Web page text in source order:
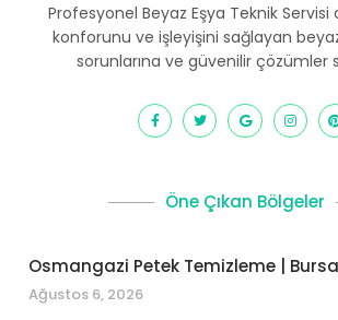
Profesyonel Beyaz Eşya Teknik Servisi
konforunu ve işleyişini sağlayan beyaz
sorunlarına ve güvenilir çözümler
Öne Çıkan Bölgeler
Osmangazi Petek Temizleme | Bursa
Ağustos 6, 2026